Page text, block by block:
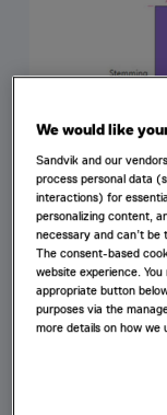
We would like
Sandvik and our
process personal data
interactions) for
personalizing content,
necessary and can’t
The consent-based
website experience.
appropriate button
purposes via the
more details on how we